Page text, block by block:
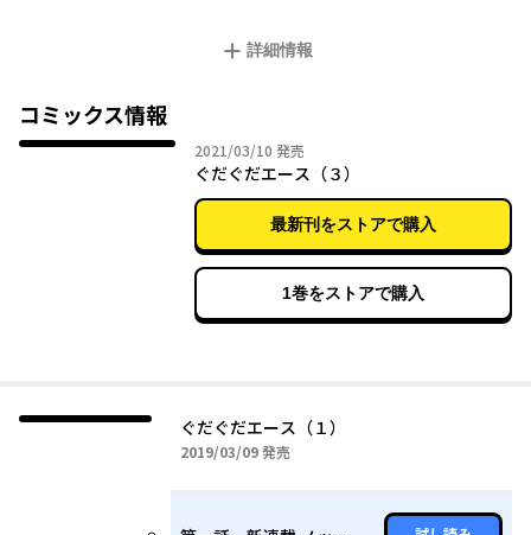
詳細情報
コミックス情報
2021/03/10 2021年03月10日
発売
ぐだぐだエース（３）
最新刊をストアで購入
1巻をストアで購入
ぐだぐだエース（１）
2019/03/092019年03月09日
発売